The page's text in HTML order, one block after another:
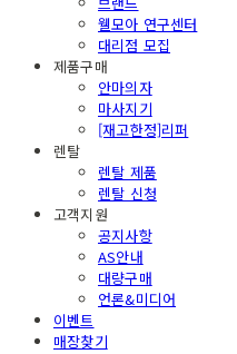
웰모아 연구센터
대리점 모집
제품구매
안마의자
마사지기
[재고한정]리퍼
렌탈
렌탈 제품
렌탈 신청
고객지원
공지사항
AS안내
대량구매
언론&미디어
이벤트
매장찾기